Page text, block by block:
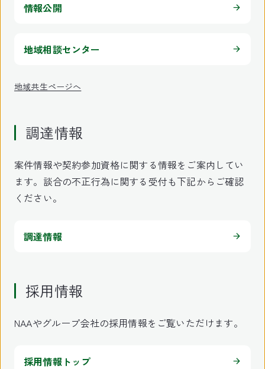
情報公開
地域相談センター
地域共生ページへ
調達情報
案件情報や契約参加資格に関する情報をご案内してい
ます。談合の不正行為に関する受付も下記からご確認
ください。
調達情報
採用情報
NAAやグループ会社の採用情報をご覧いただけます。
採用情報トップ